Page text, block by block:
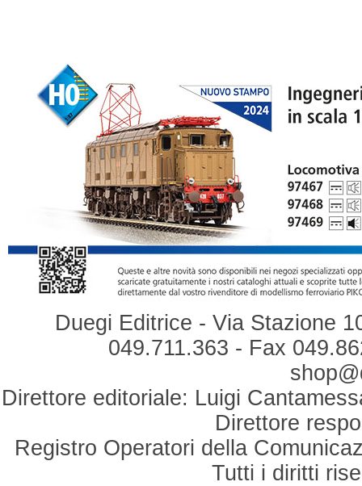
Duegi Editrice - Via Stazione
049.711.363 - Fax
Direttore editoriale: Luigi
Direttore
Registro Operatori della
Tutti i diritti